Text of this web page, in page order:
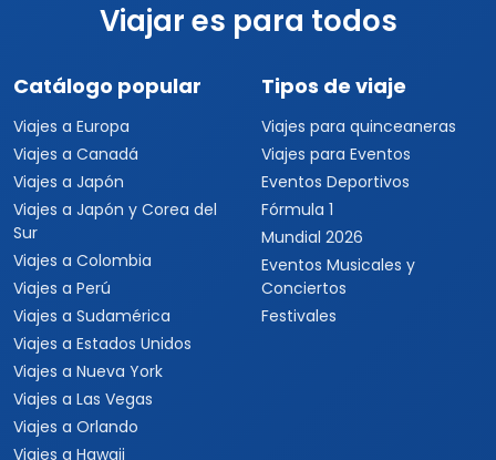
Viajar es para todos
Catálogo popular
Viajes a Europa
Viajes a Canadá
Viajes a Japón
Viajes a Japón y Corea del
Sur
Viajes a Colombia
Viajes a Perú
Viajes a Sudamérica
Viajes a Estados Unidos
Viajes a Nueva York
Viajes a Las Vegas
Viajes a Orlando
Viajes a Hawaii
Tipos de viaje
Viajes para quinceaneras
Viajes para Eventos
Eventos Deportivos
Fórmula 1
Mundial 2026
Eventos Musicales y
Conciertos
Festivales